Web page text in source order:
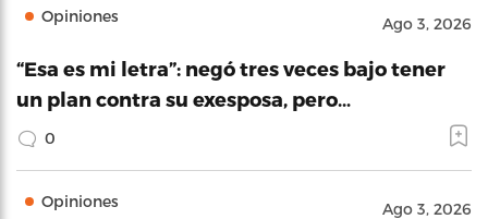
Opiniones Ago 3, 2026
“Esa es mi letra”: negó tres veces bajo tener
un plan contra su exesposa, pero…
0
Opiniones Ago 3, 2026